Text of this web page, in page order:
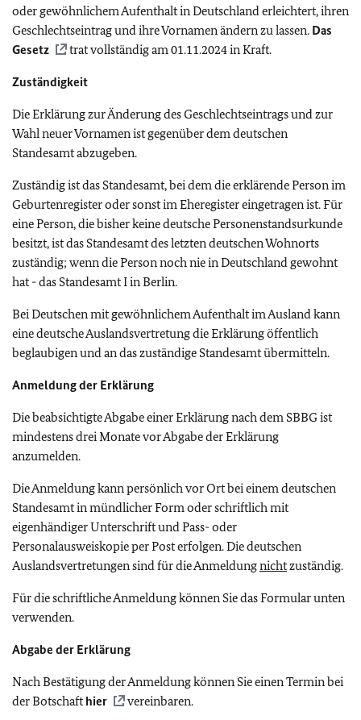
oder gewöhnlichem Aufenthalt in Deutschland erleichtert, ihren
Geschlechtseintrag und ihre Vornamen ändern zu lassen. Das
Gesetz
trat vollständig am 01.11.2024 in Kraft.
Zuständigkeit
Die Erklärung zur Änderung des Geschlechtseintrags und zur
Wahl neuer Vornamen ist gegenüber dem deutschen
Standesamt abzugeben.
Zuständig ist das Standesamt, bei dem die erklärende Person im
Geburtenregister oder sonst im Eheregister eingetragen ist. Für
eine Person, die bisher keine deutsche Personenstandsurkunde
besitzt, ist das Standesamt des letzten deutschen Wohnorts
zuständig; wenn die Person noch nie in Deutschland gewohnt
hat - das Standesamt I in Berlin.
Bei Deutschen mit gewöhnlichem Aufenthalt im Ausland kann
eine deutsche Auslandsvertretung die Erklärung öffentlich
beglaubigen und an das zuständige Standesamt übermitteln.
Anmeldung der Erklärung
Die beabsichtigte Abgabe einer Erklärung nach dem SBBG ist
mindestens drei Monate vor Abgabe der Erklärung
anzumelden.
Die Anmeldung kann persönlich vor Ort bei einem deutschen
Standesamt in mündlicher Form oder schriftlich mit
eigenhändiger Unterschrift und Pass- oder
Personalausweiskopie per Post erfolgen. Die deutschen
Auslandsvertretungen sind für die Anmeldungnichtzuständig.
Für die schriftliche Anmeldung können Sie das Formular unten
verwenden.
Abgabe der Erklärung
Nach Bestätigung der Anmeldung können Sie einen Termin bei
der Botschafthier vereinbaren.